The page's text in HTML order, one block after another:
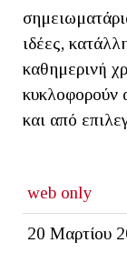
ιδέες,
καθημερινή
κυκλοφορούν
και από
web only
20 Μαρτίου